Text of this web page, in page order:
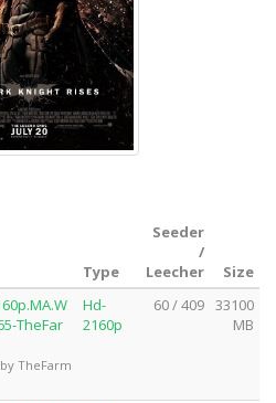
Type
Seeder
/
Leecher
Size
TheFar
TheFarm
Hd-
2160p
60 / 409 33100
MB